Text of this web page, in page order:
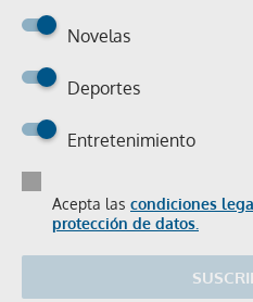
Novelas
Deportes
Entretenimiento
Acepta las condiciones
protección de datos.